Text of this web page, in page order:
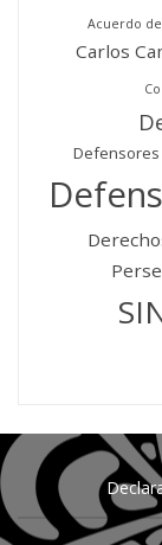
Acuerdo de
Carlos